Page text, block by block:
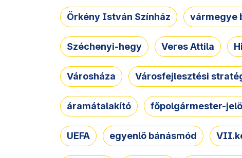
Örkény István Színház vármegye
Széchenyi-hegy Veres Attila
Városháza Városfejlesztési
áramátalakító főpolgármester-
UEFA egyenlő bánásmód